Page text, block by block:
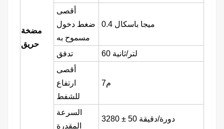
مضخة
حريق
أقصى
ضغط دخول
مسموح به
0.4 ميجا باسكال
تدفق
60 لتر/ثانية
أقصى
ارتفاع
للشفط
7م
السرعة
المقدرة
3280 ± 50 دورة/دقيقة